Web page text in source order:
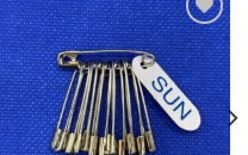
Додати
до
списку
бажань